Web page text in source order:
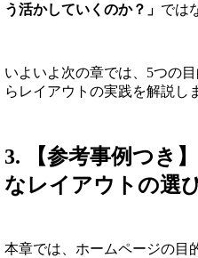
う活かしていくのか？」 では
いよいよ次の章では、5つの
らレイアウトの実践を解説し
3. 【参考事例つき
なレイアウトの選
本章では、ホームページの目